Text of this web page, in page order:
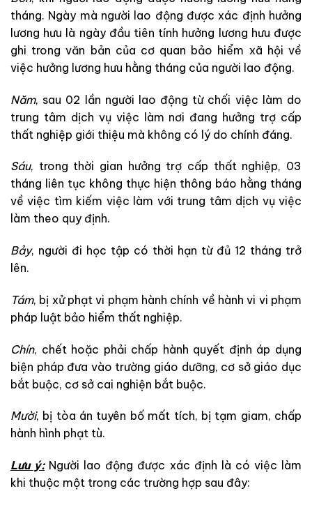
tháng. Ngày mà người lao động được xác định hưởng
lương hưu là ngày đầu tiên tính hưởng lương hưu được
ghi trong văn bản của cơ quan bảo hiểm xã hội về
việc hưởng lương hưu hằng tháng của người lao động.
Năm, sau 02 lần người lao động từ chối việc làm do
trung tâm dịch vụ việc làm nơi đang hưởng trợ cấp
thất nghiệp giới thiệu mà không có lý do chính đáng.
Sáu, trong thời gian hưởng trợ cấp thất nghiệp, 03
tháng liên tục không thực hiện thông báo hằng tháng
về việc tìm kiếm việc làm với trung tâm dịch vụ việc
làm theo quy định.
Bảy, người đi học tập có thời hạn từ đủ 12 tháng trở
lên.
Tám, bị xử phạt vi phạm hành chính về hành vi vi phạm
pháp luật bảo hiểm thất nghiệp.
Chín, chết hoặc phải chấp hành quyết định áp dụng
biện pháp đưa vào trường giáo dưỡng, cơ sở giáo dục
bắt buộc, cơ sở cai nghiện bắt buộc.
Mười, bị tòa án tuyên bố mất tích, bị tạm giam, chấp
hành hình phạt tù.
Lưu ý:Người lao động được xác định là có việc làm
khi thuộc một trong các trường hợp sau đây: